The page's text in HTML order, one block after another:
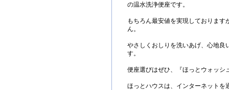
の温水洗浄便座です。
もちろん最安値を実現しております
ん。
やさしくおしりを洗いあげ、心地良
す。
便座選びはぜひ、『ほっとウォッシ
ほっとハウスは、インターネットを